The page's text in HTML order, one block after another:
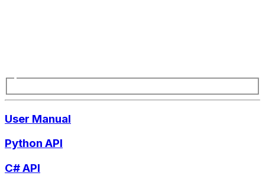
User Manual
Python API
C# API